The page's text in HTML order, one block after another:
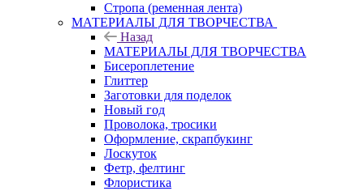
Стропа (ременная лента)
МАТЕРИАЛЫ ДЛЯ ТВОРЧЕСТВА
Назад
МАТЕРИАЛЫ ДЛЯ ТВОРЧЕСТВА
Бисероплетение
Глиттер
Заготовки для поделок
Новый год
Проволока, тросики
Оформление, скрапбукинг
Лоскуток
Фетр, фелтинг
Флористика